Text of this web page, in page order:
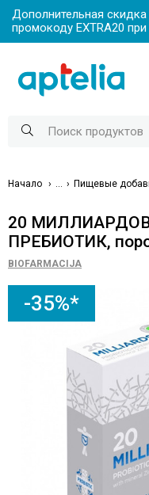
Дополнительная
промокоду EXTRA20
Начало Пищевые
20
ПРЕБИОТИК,
BIOFARMACIJA
-35%*